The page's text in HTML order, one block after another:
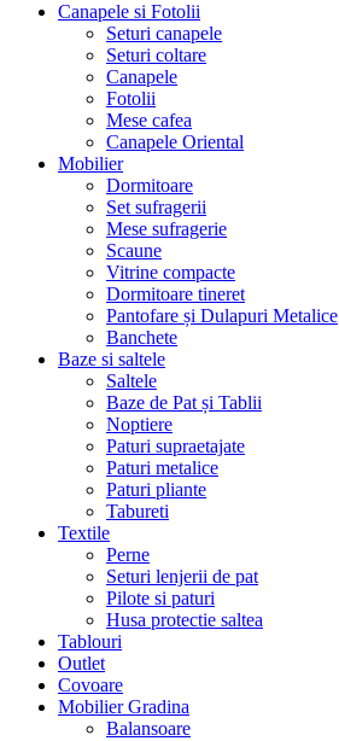
Canapele si Fotolii
Seturi canapele
Seturi coltare
Canapele
Fotolii
Mese cafea
Canapele Oriental
Mobilier
Dormitoare
Set sufragerii
Mese sufragerie
Scaune
Vitrine compacte
Dormitoare tineret
Pantofare și Dulapuri Metalice
Banchete
Baze si saltele
Saltele
Baze de Pat și Tablii
Noptiere
Paturi supraetajate
Paturi metalice
Paturi pliante
Tabureti
Textile
Perne
Seturi lenjerii de pat
Pilote si paturi
Husa protectie saltea
Tablouri
Outlet
Covoare
Mobilier Gradina
Balansoare